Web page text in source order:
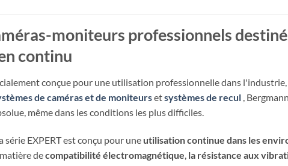
moniteurs professionnels
continu
conçue pour une utilisation professionnelle dans
de caméras et de moniteursetsystèmes de recul ,
même dans les conditions les plus difficiles.
série EXPERT est conçu pour une utilisation continue dans les
decompatibilité électromagnétique la résistance aux